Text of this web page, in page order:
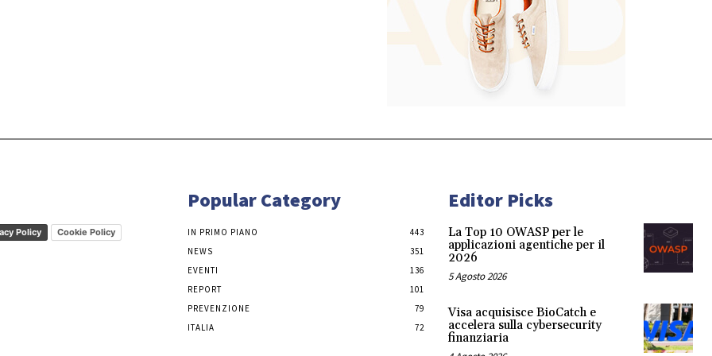
Policy Cookie Policy
Popular Category
IN PRIMO PIANO
443
NEWS
351
EVENTI
136
REPORT
101
PREVENZIONE
79
ITALIA
72
Editor Picks
La Top 10 OWASP per le
applicazioni agentiche per il
2026
5 Agosto 2026
Visa acquisisce BioCatch e
accelera sulla cybersecurity
finanziaria